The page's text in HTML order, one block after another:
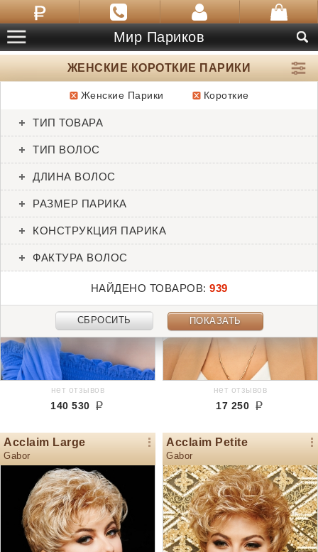
Мир Париков
ЖЕНСКИЕ КОРОТКИЕ ПАРИКИ
Женские Парики Короткие
ТИП ТОВАРА
ТИП ВОЛОС
ДЛИНА ВОЛОС
РАЗМЕР ПАРИКА
КОНСТРУКЦИЯ ПАРИКА
ФАКТУРА ВОЛОС
НАЙДЕНО ТОВАРОВ: 939
СБРОСИТЬ ПОКАЗАТЬ
Abbey
нет отзывов
140 530
нет отзывов
17 250
Acclaim Large
Gabor
Acclaim Petite
Gabor